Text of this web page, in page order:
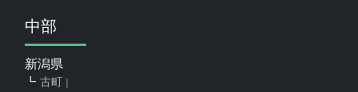
中部
新潟県
古町